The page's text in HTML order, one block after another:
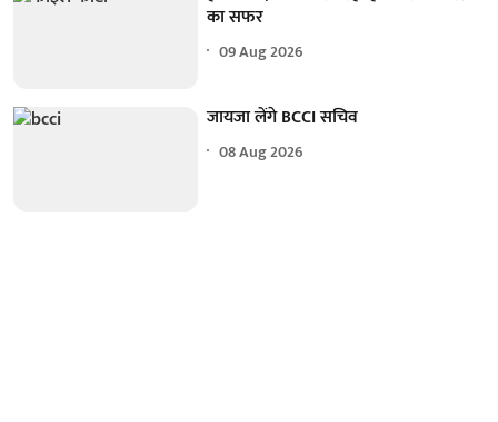
का सफर
09 Aug 2026
जायजा लेंगे BCCI सचिव
08 Aug 2026